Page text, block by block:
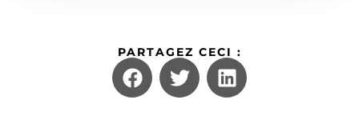
PARTAGEZ CECI :